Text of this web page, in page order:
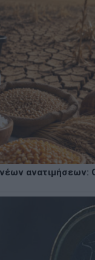
ανατιμήσεων: